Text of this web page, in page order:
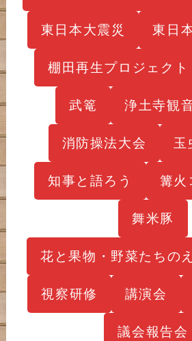
東日本大震災 東日
棚田再生プロジェクト
武篭 浄土寺観
消防操法大会 玉
知事と語ろう 篝火
舞米豚
花と果物・野菜たちの
視察研修 講演会
議会報告会